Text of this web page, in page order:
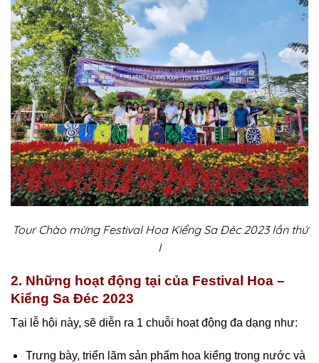
Tour Chào mừng Festival Hoa Kiểng Sa Đéc 2023 lần thứ
I
2. Những hoạt động tại của Festival Hoa –
Kiểng Sa Đéc 2023
Tại lễ hội này, sẽ diễn ra 1 chuỗi hoạt động đa dạng như:
Trưng bày, triển lãm sản phẩm hoa kiểng trong nước và